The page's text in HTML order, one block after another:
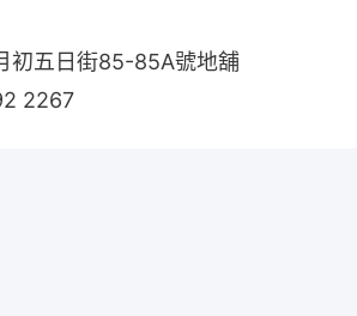
初五日街85-85A號地舖
2267